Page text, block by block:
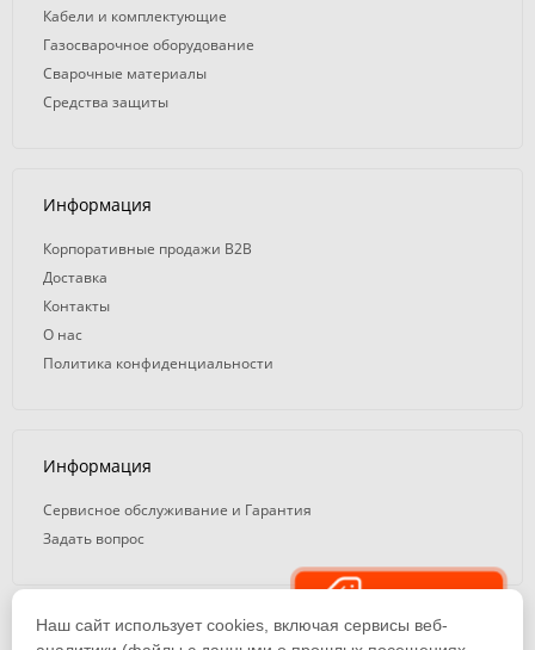
Кабели и комплектующие
Газосварочное оборудование
Сварочные материалы
Средства защиты
Информация
Корпоративные продажи B2B
Доставка
Контакты
О нас
Политика конфиденциальности
Информация
Сервисное обслуживание и Гарантия
Задать вопрос
© 2008 — 2026. ООО «ТК Вэлд Плюс»
Наш сайт использует cookies, включая сервисы веб-